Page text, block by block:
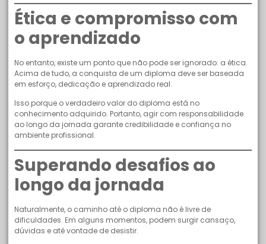
Ética e compromisso com
o aprendizado
No entanto, existe um ponto que não pode ser ignorado: a ética.
Acima de tudo, a conquista de um diploma deve ser baseada
em esforço, dedicação e aprendizado real.
Isso porque o verdadeiro valor do diploma está no
conhecimento adquirido. Portanto, agir com responsabilidade
ao longo da jornada garante credibilidade e confiança no
ambiente profissional.
Superando desafios ao
longo da jornada
Naturalmente, o caminho até o diploma não é livre de
dificuldades. Em alguns momentos, podem surgir cansaço,
dúvidas e até vontade de desistir.